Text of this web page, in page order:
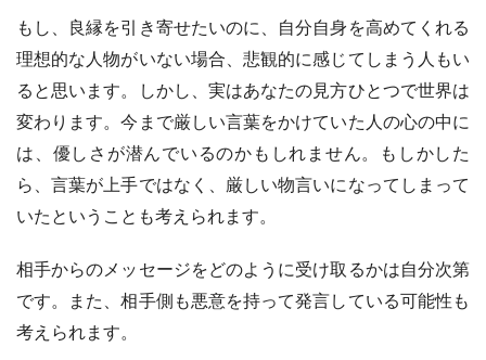
もし、良縁を引き寄せたいのに、自分自身を高めてくれる
理想的な人物がいない場合、悲観的に感じてしまう人もい
ると思います。しかし、実はあなたの見方ひとつで世界は
変わります。今まで厳しい言葉をかけていた人の心の中に
は、優しさが潜んでいるのかもしれません。もしかした
ら、言葉が上手ではなく、厳しい物言いになってしまって
いたということも考えられます。
相手からのメッセージをどのように受け取るかは自分次第
です。また、相手側も悪意を持って発言している可能性も
考えられます。